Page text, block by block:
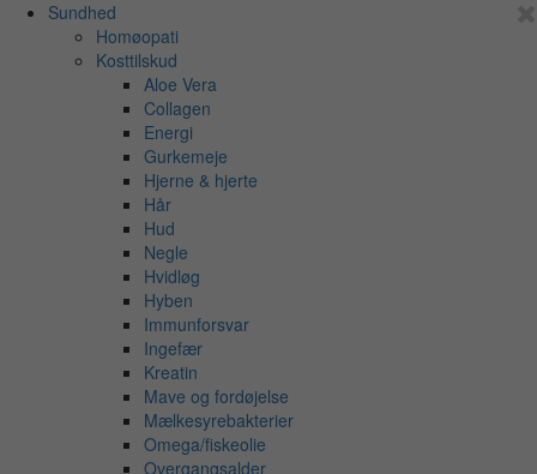
Sundhed
Homøopati
Kosttilskud
Aloe Vera
Collagen
Energi
Gurkemeje
Hjerne & hjerte
Hår
Hud
Negle
Hvidløg
Hyben
Immunforsvar
Ingefær
Kreatin
Mave og fordøjelse
Mælkesyrebakterier
Omega/fiskeolie
Overgangsalder